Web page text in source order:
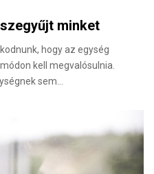
minket
hogy az egység
kell megvalósulnia.
sem…